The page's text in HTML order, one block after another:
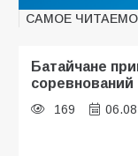
САМОЕ
Батайчане
соревнований
169